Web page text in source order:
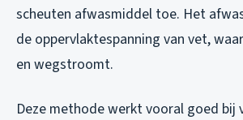
scheuten afwasmiddel toe. Het
de oppervlaktespanning van vet,
en wegstroomt.
Deze methode werkt vooral goed bij